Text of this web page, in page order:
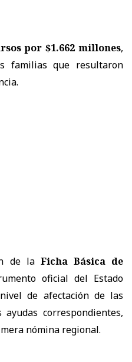
por $1.662 millones,
familias que resultaron
de la Ficha Básica de
oficial del Estado
de afectación de las
correspondientes,
nómina regional.